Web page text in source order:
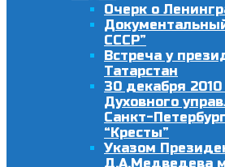
Очерк о
СССР”
Встреча у
Татарстан
30 декабря
Духовного
Санкт-
“Кресты”
Указом
Д.А.Медведева